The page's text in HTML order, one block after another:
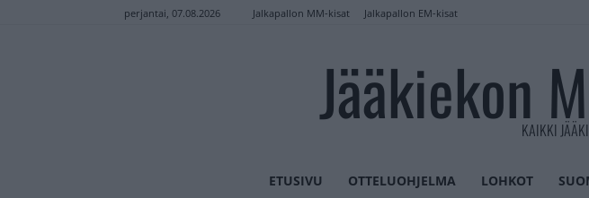
perjantai, 07.08.2026 Jalkapallon MM-kisat Jalkapallon EM-kisat
Jääkiekon
KAIKKI
ETUSIVU OTTELUOHJELMA LOHKOT